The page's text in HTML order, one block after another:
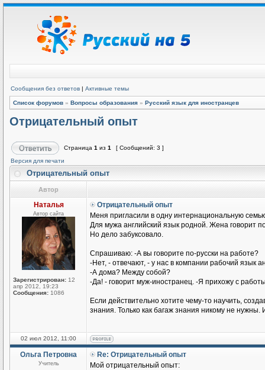
Сообщения без ответов | Активные темы
Список форумов » Вопросы образования » Русский язык для иностранцев
Отрицательный опыт
Страница 1 из 1
[ Сообщений: 3 ]
Версия для печати
Отрицательный опыт
Автор
Наталья
Автор сайта
Зарегистрирован: 12
апр 2012, 19:23
Сообщения: 1086
Отрицательный опыт
Меня пригласили в одну интернациональную
Для мужа английский язык родной. Жена говорит
Но дело забуксовало.
Спрашиваю: -А вы говорите по-русски на работе?
-Нет, - отвечают, - у нас в компании рабочий язык
-А дома? Между собой?
-Да! - говорит муж-иностранец. -Я прихожу с
Если действительно хотите чему-то научить,
знания. Только как багаж знания никому не
02 июл 2012, 11:00
Ольга Петровна
Учитель
Re: Отрицательный опыт
Мой отрицательный опыт: